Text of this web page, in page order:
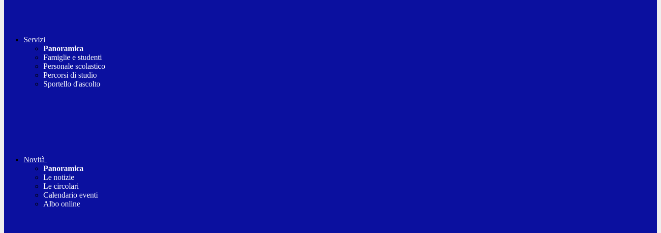
Servizi
Panoramica
Famiglie e studenti
Personale scolastico
Percorsi di studio
Sportello d'ascolto
Novità
Panoramica
Le notizie
Le circolari
Calendario eventi
Albo online